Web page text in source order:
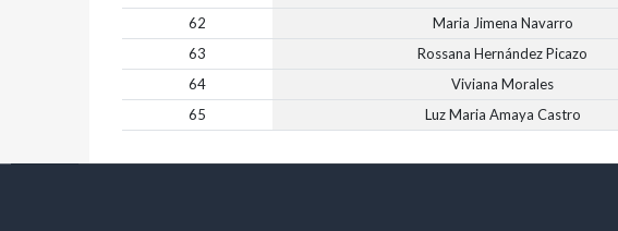
62
Maria Jimena Navarro
63
Rossana Hernández Picazo
64
Viviana Morales
65
Luz Maria Amaya Castro